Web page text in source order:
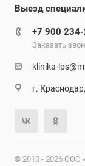
Выезд
+7 900
Заказать
klinika-
г.
© 2010 - 2026 ООО